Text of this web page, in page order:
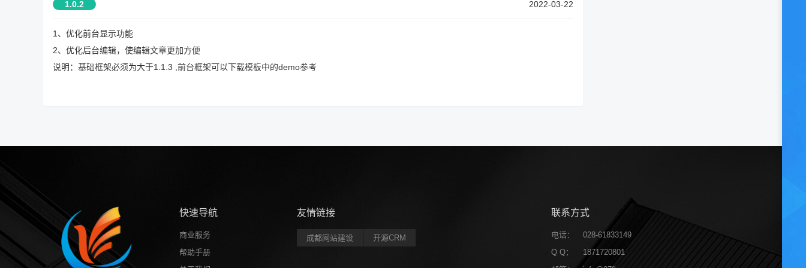
1.0.2 2022-03-22
1、优化前台显示功能
2、优化后台编辑，使编辑文章更加方便
说明：基础框架必须为大于1.1.3 ,前台框架可以下载模板中的demo参考
快速导航
商业服务
帮助手册
友情链接
成都网站建设 开源CRM
联系方式
电话：
028-61833149
Q Q：
1871720801